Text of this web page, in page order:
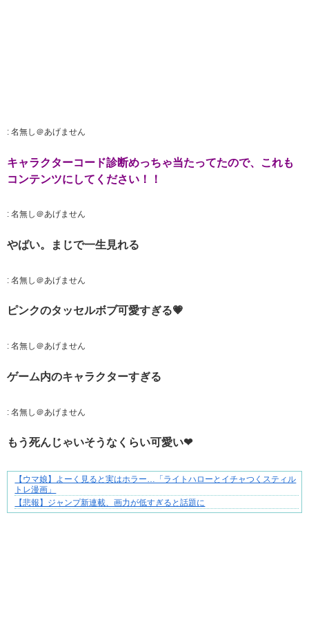
: 名無し＠あげません
キャラクターコード診断めっちゃ当たってたので、これも
コンテンツにしてください！！
: 名無し＠あげません
やばい。まじで一生見れる
: 名無し＠あげません
ピンクのタッセルボブ可愛すぎる💗
: 名無し＠あげません
ゲーム内のキャラクターすぎる
: 名無し＠あげません
もう死んじゃいそうなくらい可愛い❤
夫婦なのに、心が一番遠かった日々
【ウマ娘】よーく見ると実はホラー…「ライトハローとイチャつくスティル
トレ漫画」
【悲報】ジャンプ新連載、画力が低すぎると話題に